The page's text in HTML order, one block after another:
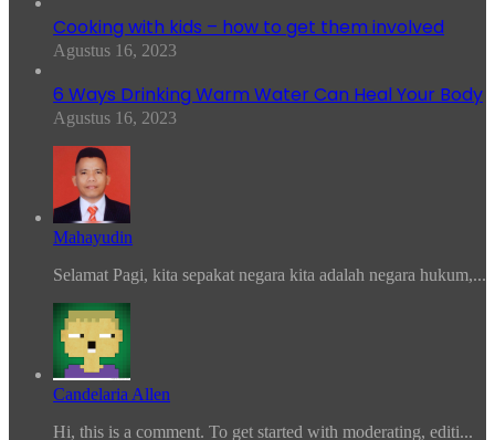
Cooking with kids – how to get them involved
Agustus 16, 2023
6 Ways Drinking Warm Water Can Heal Your Body
Agustus 16, 2023
Mahayudin
Selamat Pagi, kita sepakat negara kita adalah negara hukum,...
Candelaria Allen
Hi, this is a comment. To get started with moderating, editi...